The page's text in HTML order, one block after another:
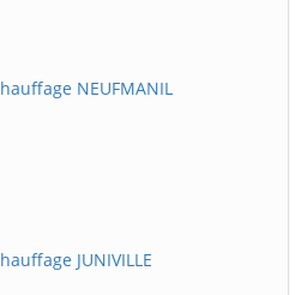
NEUFMANIL
JUNIVILLE